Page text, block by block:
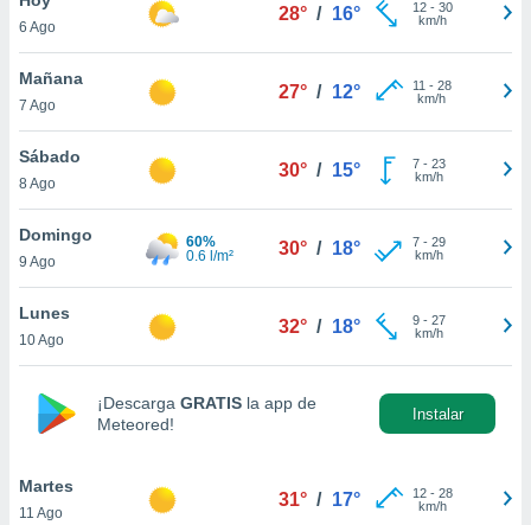
en
más
nuestra
de
aceptar
de
6 Ago
28° / 16° 12- 30
km/h
Mañana
7 Ago
27° / 12° 11 - 28
km/h
Sábado
8 Ago
30° / 15° 7- 23
km/h
Domingo
9 Ago
60%
0.6 l/m²
30° / 18° 7- 29
km/h
Lunes
10 Ago
32° / 18° 9- 27
km/h
¡Descarga GRATIS la app de
Meteored!
Instalar
Martes
11 Ago
31° / 17° 12- 28
km/h